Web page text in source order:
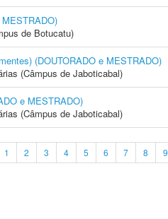
de Botucatu)
(DOUTORADO e MESTRADO)
(Câmpus de Jaboticabal)
e MESTRADO)
(Câmpus de Jaboticabal)
1 2 3 4 5 6 7 8 9